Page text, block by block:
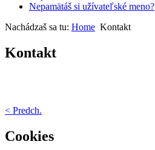
Nepamätáš si užívateľské meno?
Nachádzaš sa tu: Home Kontakt
Kontakt
< Predch.
Cookies